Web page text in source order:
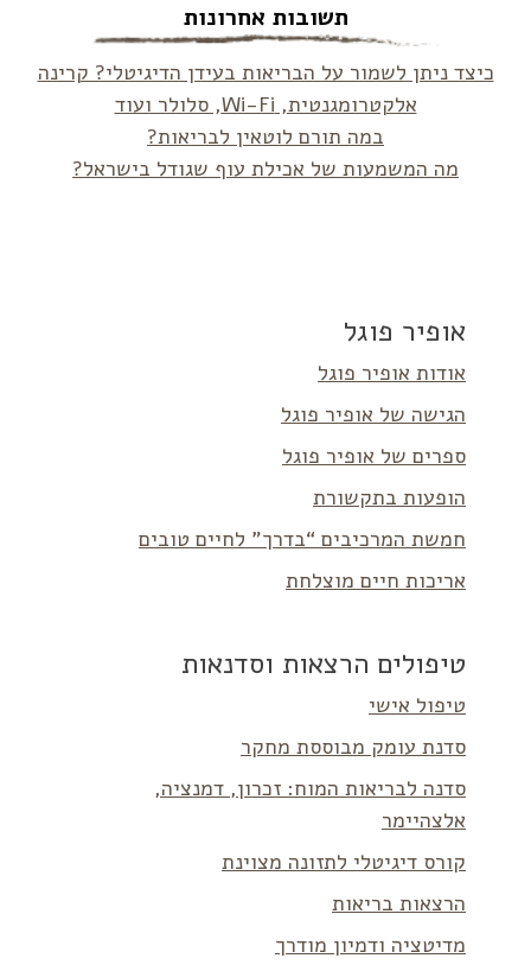
תשובות אחרונות
כיצד ניתן לשמור על הבריאות בעידן הדיגיטלי? קרינה
אלקטרומגנטית, Wi-Fi, סלולר ועוד
במה תורם לוטאין לבריאות?
מה המשמעות של אכילת עוף שגודל בישראל?
אופיר פוגל
אודות אופיר פוגל
הגישה של אופיר פוגל
ספרים של אופיר פוגל
הופעות בתקשורת
חמשת המרכיבים “בדרך” לחיים טובים
אריכות חיים מוצלחת
טיפולים הרצאות וסדנאות
טיפול אישי
סדנת עומק מבוססת מחקר
סדנה לבריאות המוח: זכרון, דמנציה,
אלצהיימר
קורס דיגיטלי לתזונה מצוינת
הרצאות בריאות
מדיטציה ודמיון מודרך